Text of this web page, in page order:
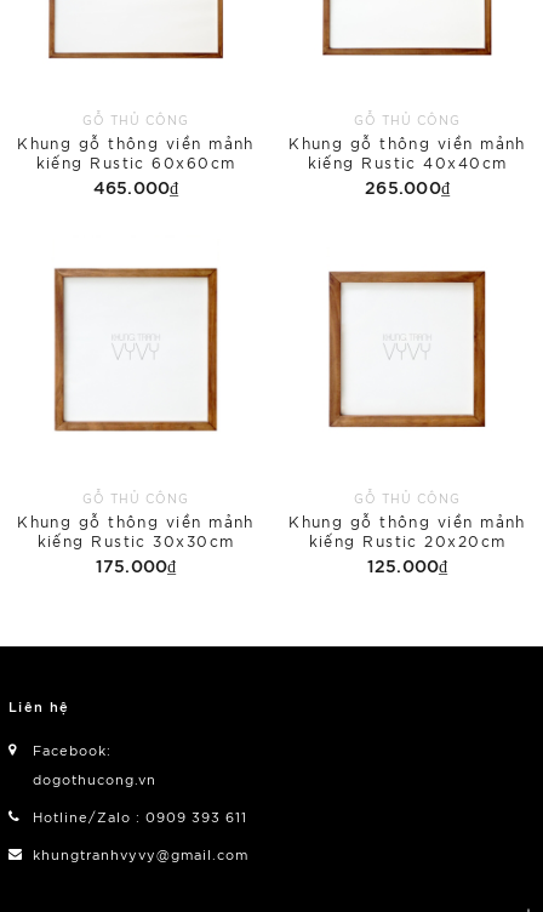
GỖ THỦ CÔNG
Khung gỗ thông viền mảnh
kiếng Rustic 60x60cm
465.000₫
GỖ THỦ CÔNG
Khung gỗ thông viền mảnh
kiếng Rustic 40x40cm
265.000₫
GỖ THỦ CÔNG
Khung gỗ thông viền mảnh
kiếng Rustic 30x30cm
175.000₫
GỖ THỦ CÔNG
Khung gỗ thông viền mảnh
kiếng Rustic 20x20cm
125.000₫
Liên hệ
Facebook:
dogothucong.vn
Hotline/Zalo : 0909 393 611
khungtranhvyvy@gmail.com